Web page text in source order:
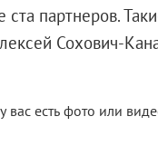
партнеров.
Сохович-
вас есть фото или